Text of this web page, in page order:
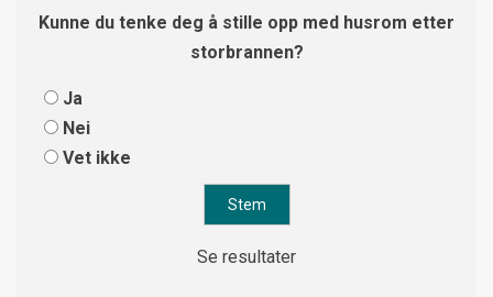
Kunne du tenke deg å stille opp med husrom etter
storbrannen?
Ja
Nei
Vet ikke
Se resultater